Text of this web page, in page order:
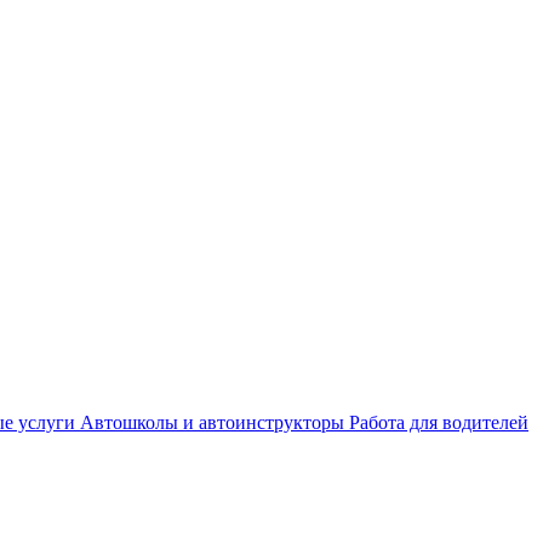
услуги Автошколы и автоинструкторы Работа для водителей